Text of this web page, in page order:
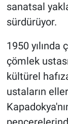
sanatsal
sürdürüyor.
1950
çömlek
kültürel
ustaların